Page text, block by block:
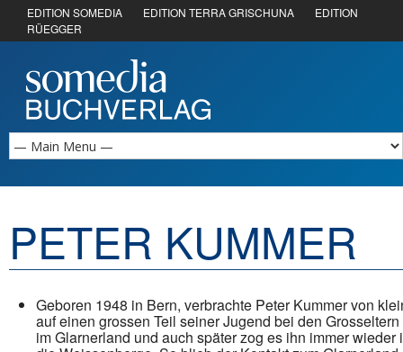
EDITION SOMEDIA EDITION TERRA GRISCHUNA
EDITION
RÜEGGER
PETER KUMMER
Geboren 1948 in Bern, verbrachte Peter Kummer von
auf einen grossen Teil seiner Jugend bei den Grosseltern
im Glarnerland und auch später zog es ihn immer wieder